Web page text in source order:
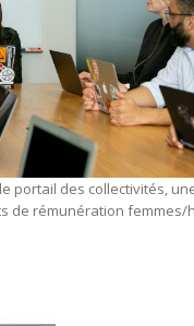
portail des collectivités,
de rémunération femmes/